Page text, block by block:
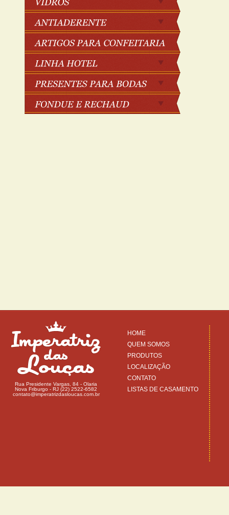
Rua Presidente Vargas, 84 - Olaria
Nova Friburgo - RJ (22) 2522-6582
contato@imperatrizdasloucas.com.br
HOME
QUEM SOMOS
PRODUTOS
LOCALIZAÇÃO
CONTATO
LISTAS DE CASAMENTO